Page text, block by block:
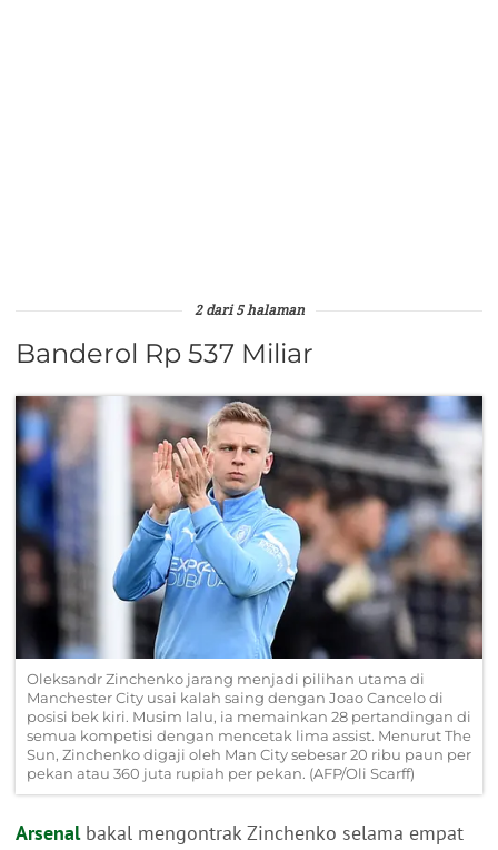
2 dari 5 halaman
Banderol Rp 537 Miliar
Oleksandr Zinchenko jarang menjadi pilihan utama di
Manchester City usai kalah saing dengan Joao Cancelo di
posisi bek kiri. Musim lalu, ia memainkan 28 pertandingan di
semua kompetisi dengan mencetak lima assist. Menurut The
Sun, Zinchenko digaji oleh Man City sebesar 20 ribu paun per
pekan atau 360 juta rupiah per pekan. (AFP/Oli Scarff)
Arsenalbakal mengontrak Zinchenko selama empat